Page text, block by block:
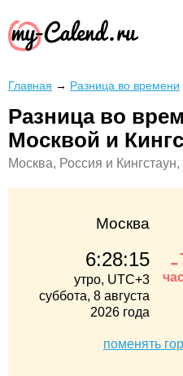
Главная → Разница во времени
Разница во
Москвой и
Москва, Россия и
Москва
6:28:15
утро, UTC+3
суббота, 8 августа
2026 года
поменять